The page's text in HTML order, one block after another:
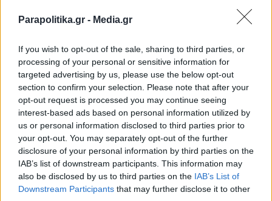
Parapolitika.gr - Media.gr
If you wish to opt-out of the sale, sharing to third parties, or
processing of your personal or sensitive information for
targeted advertising by us, please use the below opt-out
section to confirm your selection. Please note that after your
opt-out request is processed you may continue seeing
interest-based ads based on personal information utilized by
us or personal information disclosed to third parties prior to
your opt-out. You may separately opt-out of the further
disclosure of your personal information by third parties on the
IAB’s list of downstream participants. This information may
also be disclosed by us to third parties on the IAB’s List of
Downstream Participants that may further disclose it to other
Βόλος: 48χρονος άνοιξε πυρ σε
κατάστημα - Συνελήφθη με όπλα και
ναρκωτικά (Εικόνα)
Εγγραφή στο newsletter